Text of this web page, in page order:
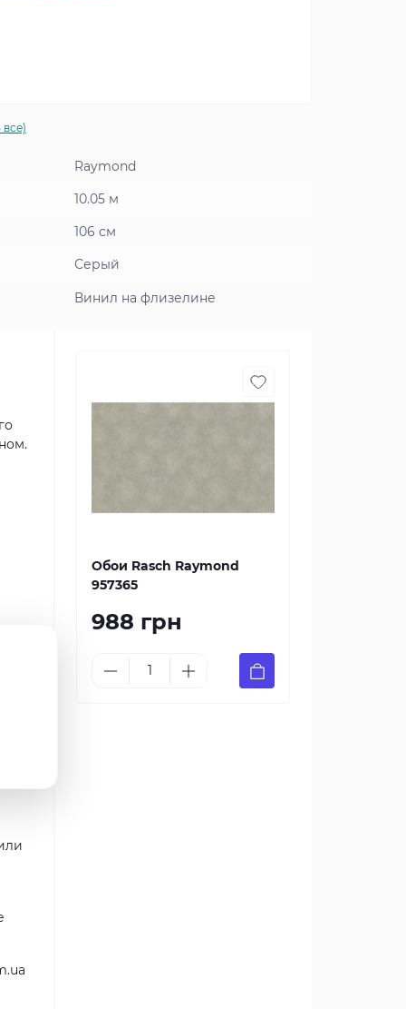
Raymond
10.05 м
106 см
Серый
Винил на флизелине
Обои Rasch Raymond
957365
988 грн